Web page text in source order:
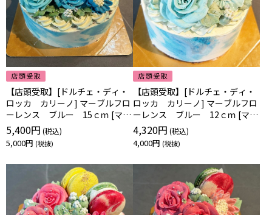
【店頭受取】[ドルチェ・ディ・
ロッカ カリーノ] マーブルフロ
ーレンス ブルー 15ｃｍ [マー
ブルブルー15]
5,400円
5,000円
【店頭受取】[ドルチェ・ディ・
ロッカ カリーノ] マーブルフロ
ーレンス ブルー 12ｃｍ [マー
ブルブルー12]
4,320円
4,000円